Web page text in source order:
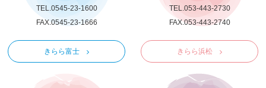
TEL.0545-23-1600
FAX.0545-23-1666
きらら富士
TEL.053-443-2730
FAX.053-443-2740
きらら浜松